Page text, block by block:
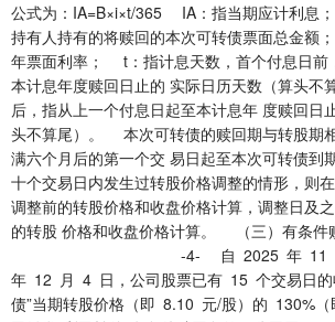
公式为：IA=B×i×t/365 IA：指当期应计利息
持有人持有的将赎回的本次可转债票面总金
年票面利率； t：指计息天数，首个付息日前
本计息年度赎回日止的 实际日历天数（算头不
后，指从上一个付息日起至本计息年 度赎回日
头不算尾）。 本次可转债的赎回期与转股期
满六个月后的第一个交 易日起至本次可转债
十个交易日内发生过转股价格调整的情形，则
调整前的转股价格和收盘价格计算，调整日及
的转股 价格和收盘价格计算。 （三）有条件
-4- 自 2025 年 11 月 14
年 12 月 4 日，公司股票已有 15 个交易日的
债”当期转股价格（即 8.10 元/股）的 130%